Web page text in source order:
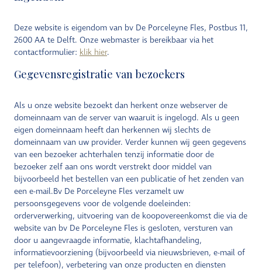
Deze website is eigendom van bv De Porceleyne Fles, Postbus 11,
2600 AA te Delft. Onze webmaster is bereikbaar via het
contactformulier: klik hier.
Gegevensregistratie van bezoekers
Als u onze website bezoekt dan herkent onze webserver de
domeinnaam van de server van waaruit is ingelogd. Als u geen
eigen domeinnaam heeft dan herkennen wij slechts de
domeinnaam van uw provider. Verder kunnen wij geen gegevens
van een bezoeker achterhalen tenzij informatie door de
bezoeker zelf aan ons wordt verstrekt door middel van
bijvoorbeeld het bestellen van een publicatie of het zenden van
een e-mail.Bv De Porceleyne Fles verzamelt uw
persoonsgegevens voor de volgende doeleinden:
orderverwerking, uitvoering van de koopovereenkomst die via de
website van bv De Porceleyne Fles is gesloten, versturen van
door u aangevraagde informatie, klachtafhandeling,
informatievoorziening (bijvoorbeeld via nieuwsbrieven, e-mail of
per telefoon), verbetering van onze producten en diensten